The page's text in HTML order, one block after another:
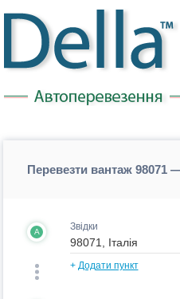
Перевезти вантаж 98071
A Звідки
+ Додати пункт